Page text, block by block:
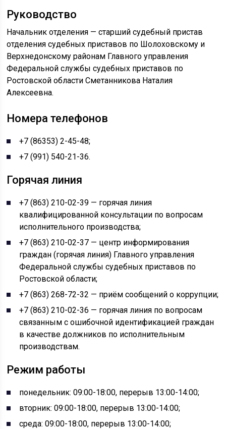
Руководство
Начальник отделения — старший судебный пристав
отделения судебных приставов по Шолоховскому и
Верхнедонскому районам Главного управления
Федеральной службы судебных приставов по
Ростовской области Сметанникова Наталия
Алексеевна.
Номера телефонов
+7 (86353) 2-45-48;
+7 (991) 540-21-36.
Горячая линия
+7 (863) 210-02-39 — горячая линия
квалифицированной консультации по вопросам
исполнительного производства;
+7 (863) 210-02-37 — центр информирования
граждан (горячая линия) Главного управления
Федеральной службы судебных приставов по
Ростовской области;
+7 (863) 268-72-32 — приём сообщений о коррупции;
+7 (863) 210-02-36 — горячая линия по вопросам
связанным с ошибочной идентификацией граждан
в качестве должников по исполнительным
производствам.
Режим работы
понедельник: 09:00-18:00, перерыв 13:00-14:00;
вторник: 09:00-18:00, перерыв 13:00-14:00;
среда: 09:00-18:00, перерыв 13:00-14:00;